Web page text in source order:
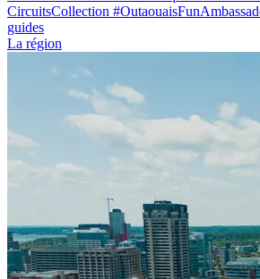
CircuitsCollection #OutaouaisFun
guides
La région